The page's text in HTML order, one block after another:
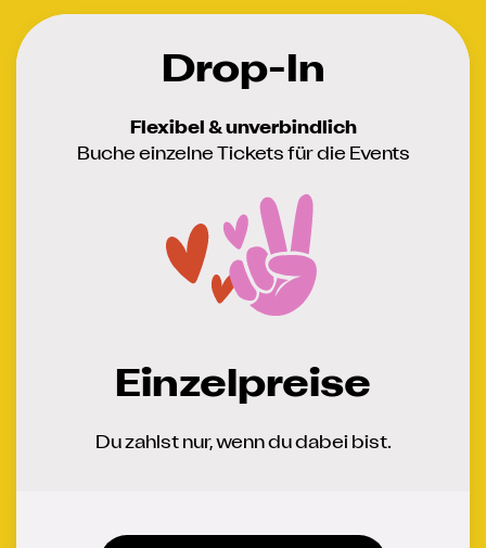
Drop-In
Flexibel & unverbindlich
Buche einzelne Tickets für die Events
Einzelpreise
Du zahlst nur, wenn du dabei bist.